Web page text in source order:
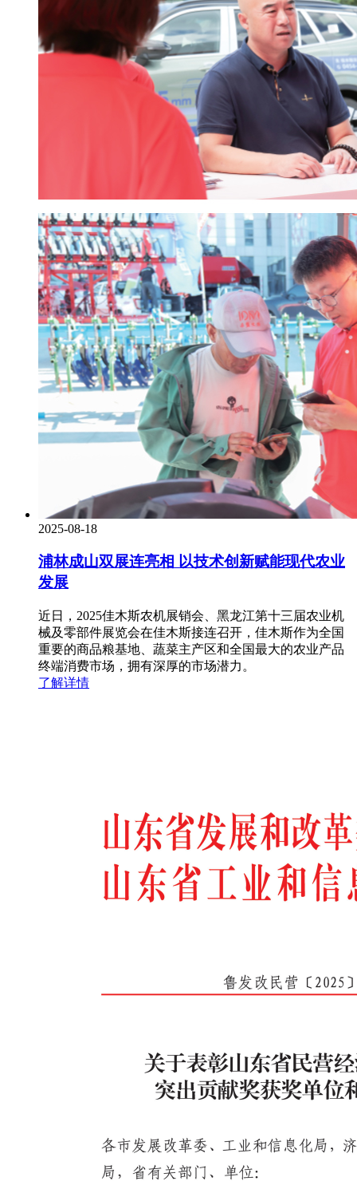
2025-08-18
浦林成山双展连亮相 以技术创新赋能现代农业
发展
近日，2025佳木斯农机展销会、黑龙江第十三届农业机
械及零部件展览会在佳木斯接连召开，佳木斯作为全国
重要的商品粮基地、蔬菜主产区和全国最大的农业产品
终端消费市场，拥有深厚的市场潜力。
了解详情